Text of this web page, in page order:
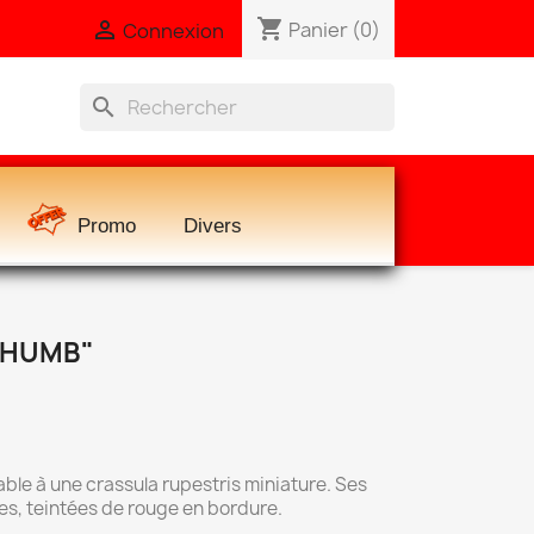
 Connexion shopping_cart Panier (0)
search
Promo Divers
à une crassula rupestris miniature. Ses
teintées de rouge en bordure.